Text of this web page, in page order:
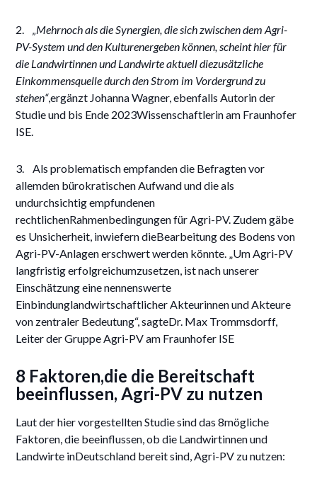
2.„Mehrnoch als die Synergien, die sich zwischen dem Agri-
PV-System und den Kulturenergeben können, scheint hier für
die Landwirtinnen und Landwirte aktuell diezusätzliche
Einkommensquelle durch den Strom im Vordergrund zu
stehen“,ergänzt Johanna Wagner, ebenfalls Autorin der
Studie und bis Ende 2023Wissenschaftlerin am Fraunhofer
ISE.
3. Als problematisch empfanden die Befragten vor
allemden bürokratischen Aufwand und die als
undurchsichtig empfundenen
rechtlichenRahmenbedingungen für Agri-PV. Zudem gäbe
es Unsicherheit, inwiefern dieBearbeitung des Bodens von
Agri-PV-Anlagen erschwert werden könnte. „Um Agri-PV
langfristig erfolgreichumzusetzen, ist nach unserer
Einschätzung eine nennenswerte
Einbindunglandwirtschaftlicher Akteurinnen und Akteure
von zentraler Bedeutung“, sagteDr. Max Trommsdorff,
Leiter der Gruppe Agri-PV am Fraunhofer ISE
8 Faktoren,die die Bereitschaft
beeinflussen, Agri-PV zu nutzen
Laut der hier vorgestellten Studie sind das 8mögliche
Faktoren, die beeinflussen, ob die Landwirtinnen und
Landwirte inDeutschland bereit sind, Agri-PV zu nutzen: